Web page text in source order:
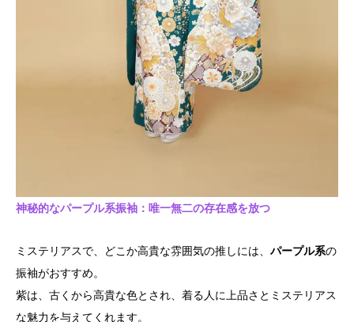
神秘的なパープル系振袖：唯一無二の存在感を放つ
ミステリアスで、どこか高貴な雰囲気の推しには、 パープル系の
振袖がおすすめ。
紫は、古くから高貴な色とされ、着る人に上品さとミステリアス
な魅力を与えてくれます。